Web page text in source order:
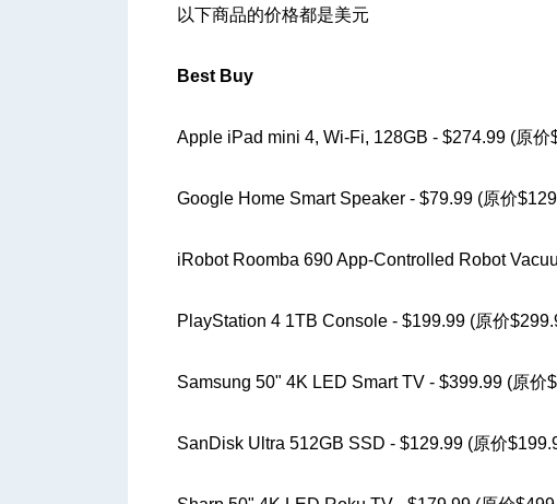
以下商品的价格都是美元
Best Buy
Apple iPad mini 4, Wi-Fi, 128GB - $274.99 (原价
Google Home Smart Speaker - $79.99 (原价
iRobot Roomba 690 App-Controlled Robot
PlayStation 4 1TB Console - $199.99 (原价
Samsung 50" 4K LED Smart TV - $399.99 (原价
SanDisk Ultra 512GB SSD - $129.99 (原价